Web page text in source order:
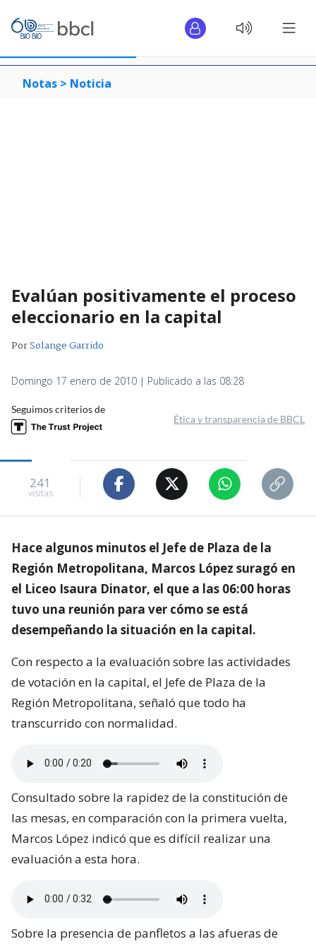
Notas > Noticia
Evalúan positivamente el proceso
eleccionario en la capital
PorSolange Garrido
Domingo 17 enero de 2010 | Publicado a las 08:28
Seguimos criterios de
Ética y transparencia de BBCL
241
visitas
Hace algunos minutos el Jefe de Plaza de la
Región Metropolitana, Marcos López suragó en
el Liceo Isaura Dinator, el que a las 06:00 horas
tuvo una reunión para ver cómo se está
desempeñando la situación en la capital.
Con respecto a la evaluación sobre las actividades
de votación en la capital, el Jefe de Plaza de la
Región Metropolitana, señaló que todo ha
transcurrido con normalidad.
Consultado sobre la rapidez de la constitución de
las mesas, en comparación con la primera vuelta,
Marcos López indicó que es difícil realizar una
evaluación a esta hora.
Sobre la presencia de panfletos a las afueras de